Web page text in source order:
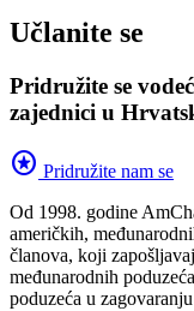
Učlanite se
Pridružite se
zajednici u
stars Pridružite nam se
Od 1998. godine
američkih,
članova, koji
međunarodnih
poduzeća u